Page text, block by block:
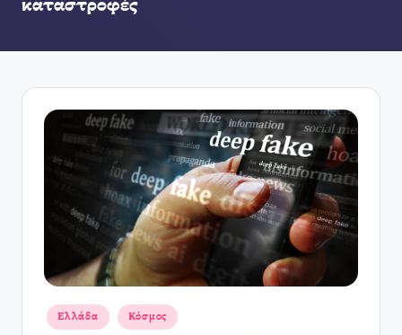
καταστροφές
Αναρτήθηκε
σε
Ελλάδα Κόσμος